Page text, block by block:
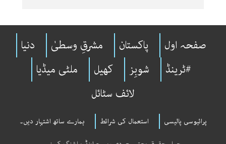
صفحہ اول پاکستان مشرقِ وسطیٰ
دنیا
#ٹرینڈ
شوبِز کھیل
ملٹی میڈیا
لائف سٹائل
پرائیوسی پالیسی استعمال کی شرائط ہمارے ساتھ اشتہار دیں۔